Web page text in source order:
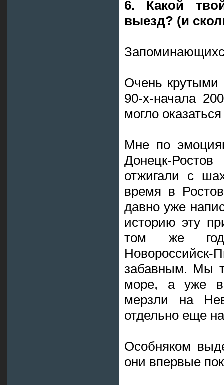
6. Какой
выезд? (и
Очень крутыми
90-х-начала
могло
Мне по
Донецк-
отжигали с
время в
давно уже
историю эту
том же
забавным. Мы
море, а уже в
мерзли на
отдельно еще
Особняком
они впервые